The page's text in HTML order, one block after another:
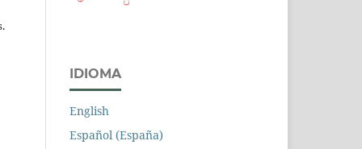
IDIOMA
English
Español (España)